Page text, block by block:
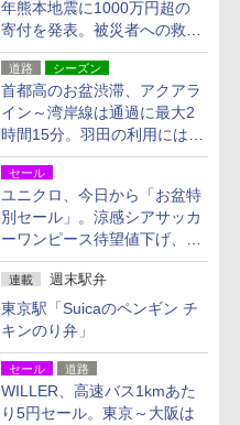
年熊本地震に1000万円超の
寄付を発表。被災者への救援
活動・復旧支援
道路 シーズン
首都高のお盆渋滞、アクアラ
イン～湾岸線は通過に最大2
時間15分。羽田の利用には
「空港西出口」の利用検討を
セール
ユニクロ、今日から「お盆特
別セール」。涼感シアサッカ
ーワンピース待望値下げ、撥
水ギアショーツは1990円に
連載 週末駅弁
東京駅「Suicaのペンギン チ
キンのり弁」
セール 道路
WILLER、高速バス1kmあた
り5円セール。東京～大阪は